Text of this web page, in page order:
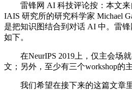
雷锋网 AI 科技评论按：本文来
IAIS 研究所的研究科学家 Michael
是把知识图结合到对话 AI 中。雷
如下。
在NeurIPS 2019上，仅主会场就
文；另外，至少有三个workshop的
我们希望在接下来的这篇文章